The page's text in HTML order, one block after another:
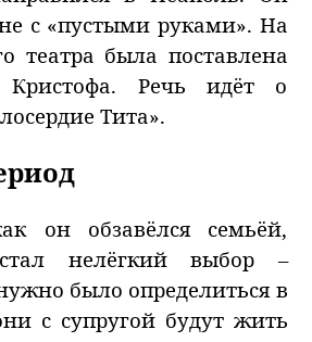
с «пустыми руками». На
театра была поставлена
Кристофа. Речь идёт о
Тита».
он обзавёлся семьёй,
нелёгкий выбор –
было определиться в
с супругой будут жить